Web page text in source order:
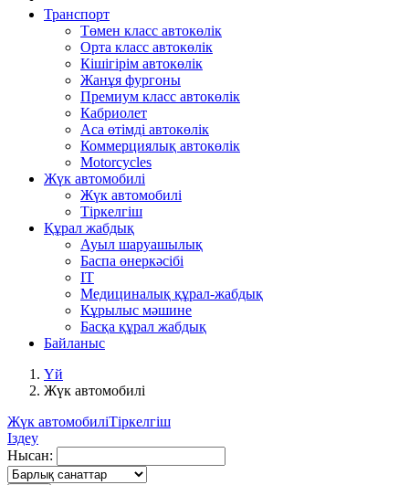
Транспорт
Төмен класс автокөлік
Орта класс автокөлік
Кішігірім автокөлік
Жанұя фургоны
Премиум класс автокөлік
Кабриолет
Аса өтімді автокөлік
Коммерциялық автокөлік
Motorcycles
Жүк автомобилі
Жүк автомобилі
Тіркелгіш
Құрал жабдық
Ауыл шаруашылық
Баспа өнеркәсібі
IT
Медициналық құрал-жабдық
Кұрылыс мәшине
Басқа құрал жабдық
Байланыс
Үй
Жүк автомобилі
Жүк автомобиліТіркелгіш
Іздеу
Нысан: